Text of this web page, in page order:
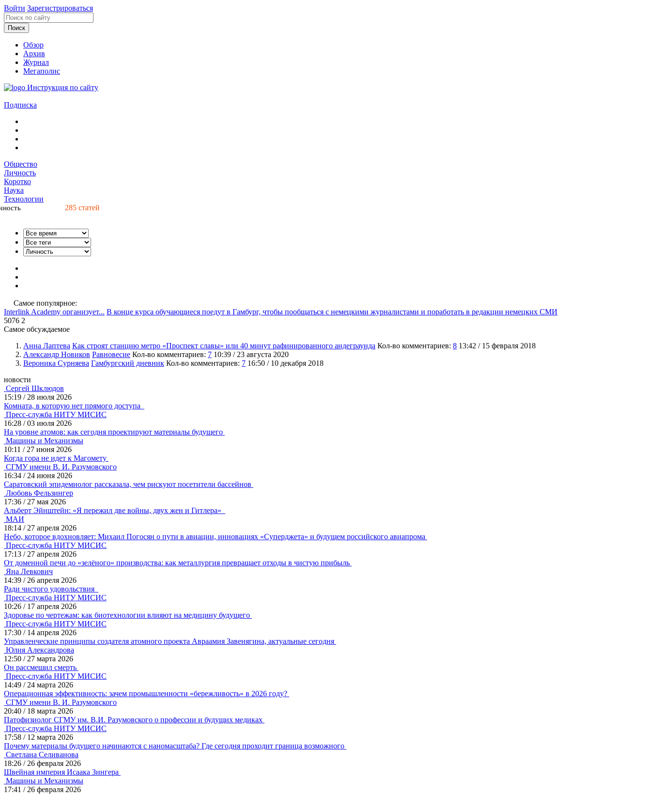
Войти Зарегистрироваться
Обзор
Архив
Журнал
Мегаполис
Инструкция по сайту
Подписка
Общество
Личность
Коротко
Наука
Технологии
285 статей
Самое популярное:
Interlink Academy организует... В конце курса обучающиеся поедут в Гамбург, чтобы пообщаться с немецкими журналистами и поработать в редакции немецких СМИ
5076 2
Самое обсуждаемое
Анна Лаптева Как строят станцию метро «Проспект славы» или 40 минут рафинированного андеграунда Кол-во комментариев: 8 13:42 / 15 февраля 2018
Александр Новиков Равновесие Кол-во комментариев: 7 10:39 / 23 августа 2020
Вероника Сурняева Гамбургский дневник Кол-во комментариев: 7 16:50 / 10 декабря 2018
новости
Сергей Шклюдов
15:19 / 28 июля 2026
Комната, в которую нет прямого доступа
Пресс-служба НИТУ МИСИС
16:28 /03 июля 2026
На уровне атомов: как сегодня проектируют материалы будущего
Машины и Механизмы
10:11 / 27 июня 2026
Когда гора не идет к Магомету
СГМУ имени В. И. Разумовского
16:34 / 24 июня 2026
Саратовский эпидемиолог рассказала, чем рискуют посетители бассейнов
Любовь Фельзингер
17:36 / 27 мая 2026
Альберт Эйнштейн: «Я пережил две войны, двух жен и Гитлера»
МАИ
18:14 / 27 апреля 2026
Небо, которое вдохновляет: Михаил Погосян о пути в авиации, инновациях «Суперджета» и будущем российского авиапрома
Пресс-служба НИТУ МИСИС
17:13 / 27 апреля 2026
От доменной печи до «зелёного» производства: как металлургия превращает отходы в чистую прибыль
Яна Левкович
14:39 / 26 апреля 2026
Ради чистого удовольствия
Пресс-служба НИТУ МИСИС
10:26 / 17 апреля 2026
Здоровье по чертежам: как биотехнологии влияют на медицину будущего
Пресс-служба НИТУ МИСИС
17:30 / 14 апреля 2026
Управленческие принципы создателя атомного проекта Авраамия Завенягина, актуальные сегодня
Юлия Александрова
12:50 / 27 марта 2026
Он рассмешил смерть
Пресс-служба НИТУ МИСИС
14:49 / 24 марта 2026
Операционная эффективность: зачем промышленности «бережливость» в 2026 году?
СГМУ имени В. И. Разумовского
20:40 / 18 марта 2026
Патофизиолог СГМУ им. В.И. Разумовского о профессии и будущих медиках
Пресс-служба НИТУ МИСИС
17:58 / 12 марта 2026
Почему материалы будущего начинаются с наномасштаба? Где сегодня проходит граница возможного
Светлана Селиванова
18:26 / 26 февраля 2026
Швейная империя Исаака Зингера
Машины и Механизмы
17:41 / 26 февраля 2026